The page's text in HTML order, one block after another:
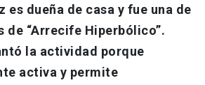
es dueña de casa y fue una de
de “Arrecife Hiperbólico”.
la actividad porque
activa y permite